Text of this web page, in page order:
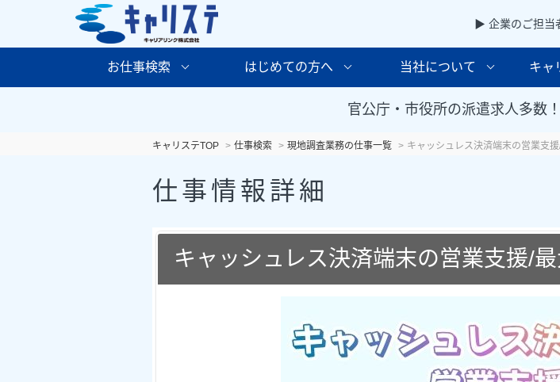
▶ 企業のご担当
お仕事検索 はじめての方へ 当社について キャ
官公庁・市役所の派遣求人多数
キャリステTOP 仕事検索 現地調査業務の仕事一覧 キャッシュレス決済端末の営業支
仕事情報詳細
キャッシュレス決済端末の営業支援/